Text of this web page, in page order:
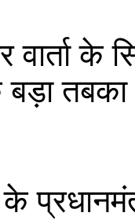
वार्ता
बड़ा